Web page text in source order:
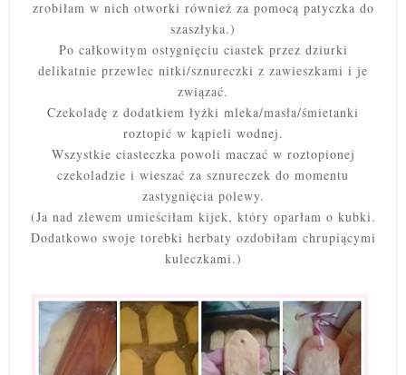
zrobiłam w nich otworki również za pomocą patyczka do
szaszłyka.)
Po całkowitym ostygnięciu ciastek przez dziurki
delikatnie przewlec nitki/sznureczki z zawieszkami i je
związać.
Czekoladę z dodatkiem łyżki mleka/masła/śmietanki
roztopić w kąpieli wodnej.
Wszystkie ciasteczka powoli maczać w roztopionej
czekoladzie i wieszać za sznureczek do momentu
zastygnięcia polewy.
(Ja nad zlewem umieściłam kijek, który oparłam o kubki.
Dodatkowo swoje torebki herbaty ozdobiłam chrupiącymi
kuleczkami.)